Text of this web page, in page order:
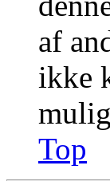
af
ikke
Top